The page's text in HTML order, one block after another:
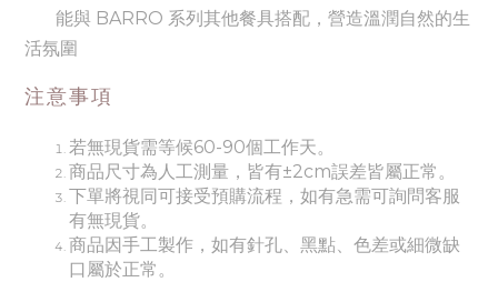
能與 BARRO 系列其他餐具搭配，營造溫潤自然的生
活氛圍
注意事項
若無現貨需等候60-90個工作天。
商品尺寸為人工測量，皆有±2cm誤差皆屬正常。
下單將視同可接受預購流程，如有急需可詢問客服
有無現貨。
商品因手工製作，如有針孔、黑點、色差或細微缺
口屬於正常。